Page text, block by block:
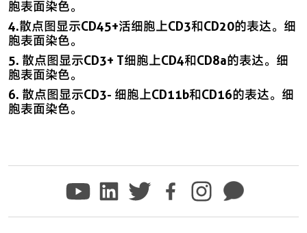
胞表面染色。
4.散点图显示CD45+活细胞上CD3和CD20的表达。细
胞表面染色。
5. 散点图显示CD3+ T细胞上CD4和CD8a的表达。细
胞表面染色。
6. 散点图显示CD3- 细胞上CD11b和CD16的表达。细
胞表面染色。